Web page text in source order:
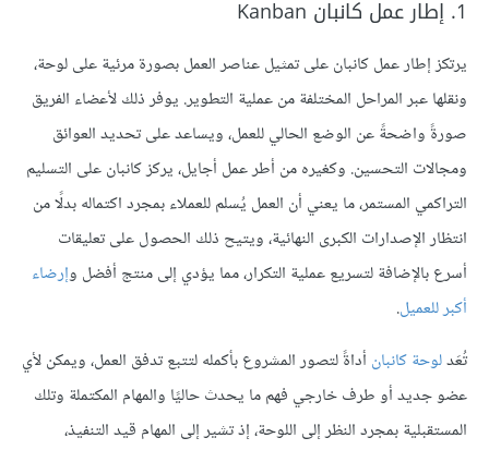
1. إطار عمل كانبان Kanban
يرتكز إطار عمل كانبان على تمثيل عناصر العمل بصورة مرئية على لوحة،
ونقلها عبر المراحل المختلفة من عملية التطوير. يوفر ذلك لأعضاء الفريق
صورةً واضحةً عن الوضع الحالي للعمل، ويساعد على تحديد العوائق
ومجالات التحسين. وكغيره من أطر عمل أجايل، يركز كانبان على التسليم
التراكمي المستمر، ما يعني أن العمل يُسلم للعملاء بمجرد اكتماله بدلًا من
انتظار الإصدارات الكبرى النهائية، ويتيح ذلك الحصول على تعليقات
أسرع بالإضافة لتسريع عملية التكرار، مما يؤدي إلى منتج أفضل وإرضاء
أكبر للعميل.
تُعَدلوحة كانبان أداةً لتصور المشروع بأكمله لتتبع تدفق العمل، ويمكن لأي
عضو جديد أو طرف خارجي فهم ما يحدث حاليًا والمهام المكتملة وتلك
المستقبلية بمجرد النظر إلى اللوحة، إذ تشير إلى المهام قيد التنفيذ،